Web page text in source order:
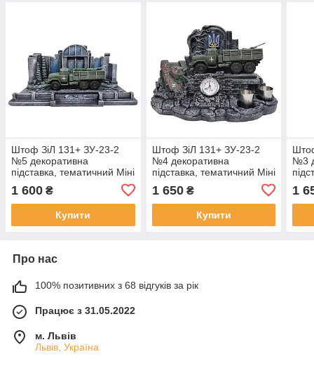
Штоф ЗіЛ 131+ ЗУ-23-2
№5 декоративна
підставка, тематичний Міні
1 600 ₴
Купити
Штоф ЗіЛ 131+ ЗУ-23-2
№4 декоративна
підставка, тематичний Міні
1 650₴
Купити
№3
1
Про нас
100% позитивних з 68 відгуків за рік
Працює з 31.05.2022
м. Львів
Львів, Україна